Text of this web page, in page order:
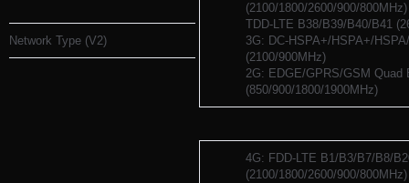
Network Type (V2)
(2100/1800/2600/900/800MHz)
TDD-LTE B38/B39/B40/B41
3G: DC-HSPA+/HSPA+/
(2100/900MHz)
2G: EDGE/GPRS/GSM Quad
(850/900/1800/1900MHz)
4G: FDD-LTE B1/B3/B7/B8/
(2100/1800/2600/900/800MHz)